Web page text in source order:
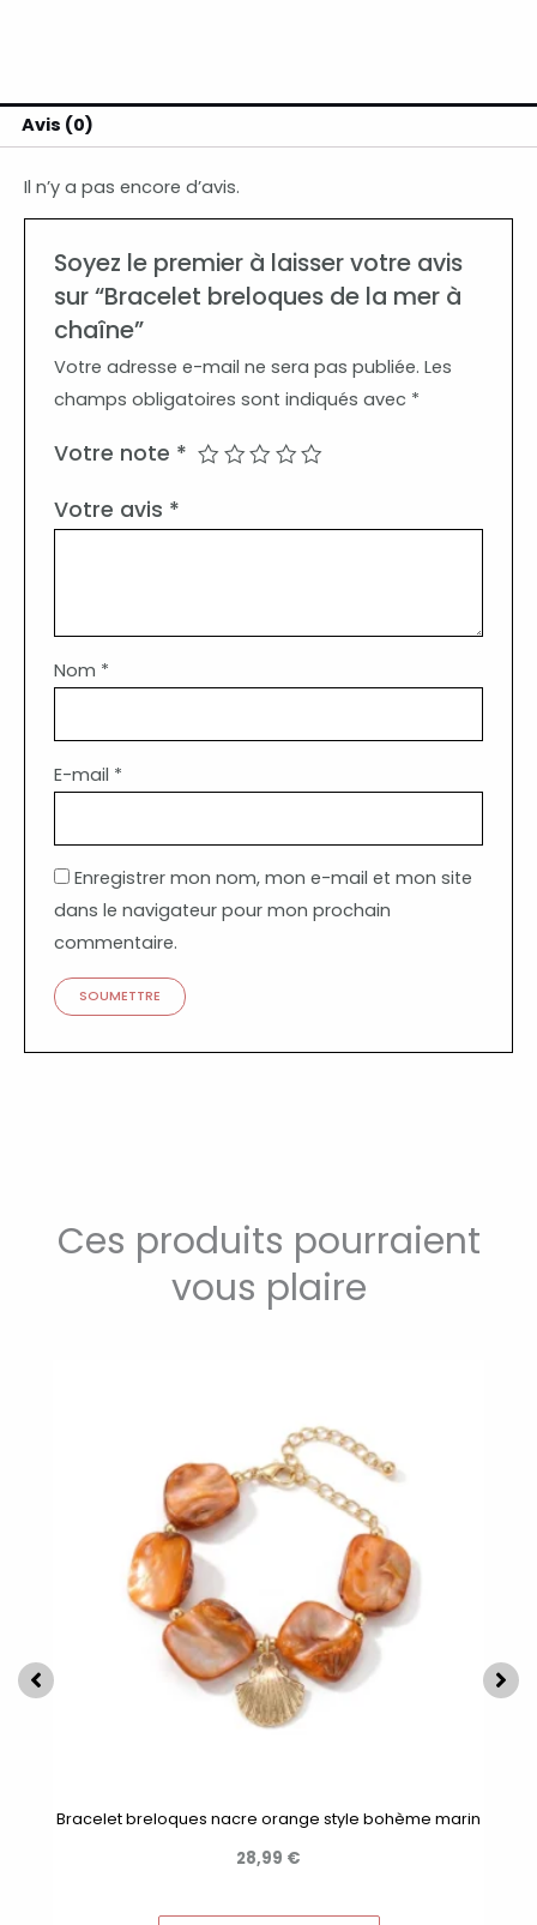
Avis (0)
Il n’y a pas encore d’avis.
Soyez le premier à laisser votre avis
sur “Bracelet breloques de la mer à
chaîne”
Votre adresse e-mail ne sera pas publiée. Les
champs obligatoires sont indiqués avec *
Votre note *
Votre avis *
Nom *
E-mail *
Enregistrer mon nom, mon e-mail et mon site
dans le navigateur pour mon prochain
commentaire.
Ces produits pourraient
vous plaire
Bracelet breloques nacre orange style bohème marin
28,99 €